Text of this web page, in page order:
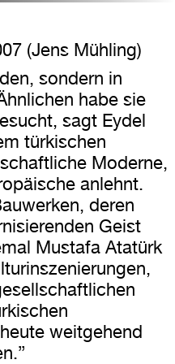
(Jens Mühling)
sondern in
habe sie
sagt Eydel
türkischen
Moderne,
anlehnt.
deren
Geist
Mustafa Atatürk
weitgehend